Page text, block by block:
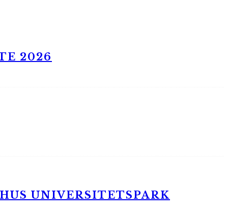
2026
UNIVERSITETSPARK